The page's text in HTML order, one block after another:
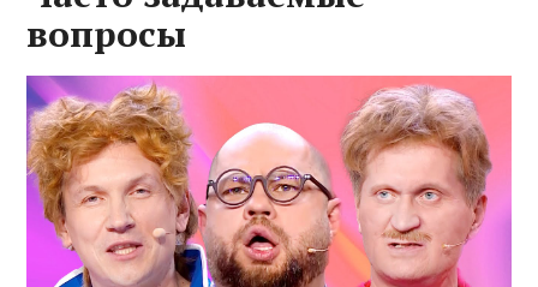
вопросы